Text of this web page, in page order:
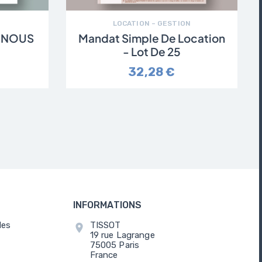
LOCATION – GESTION
Mandat Simple De Location
- Lot De 25
32,28 €
INFORMATIONS
location_on
TISSOT
19 rue Lagrange
75005 Paris
France